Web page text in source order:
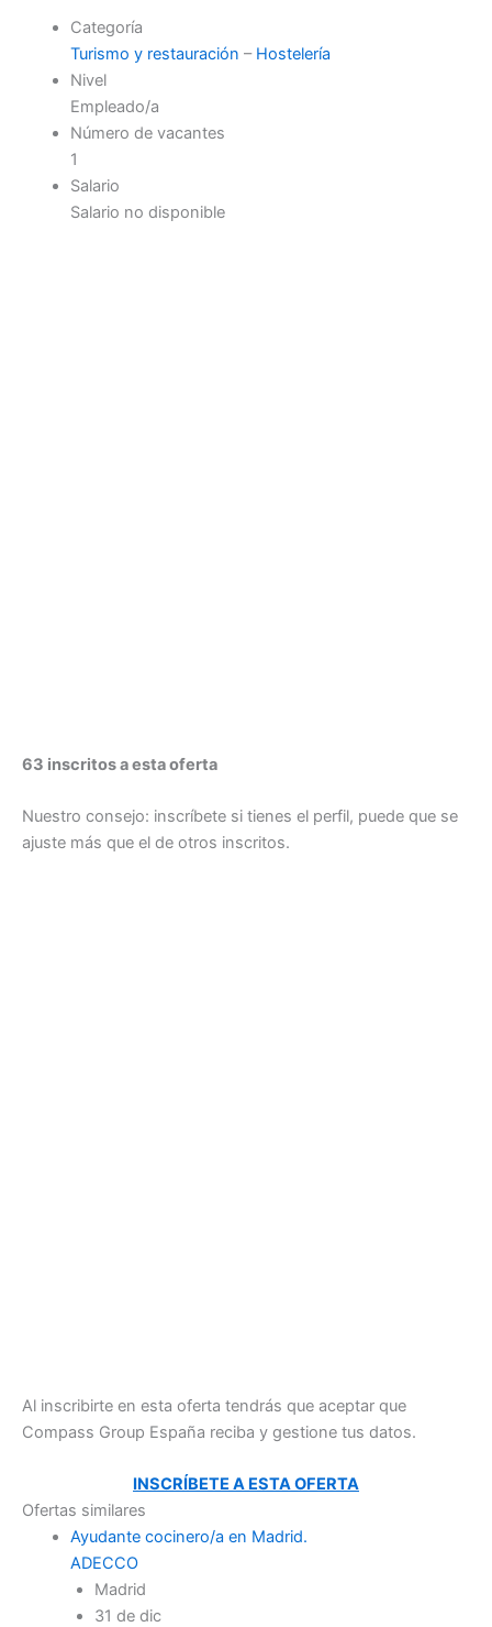
Categoría
Turismo y restauración – Hostelería
Nivel
Empleado/a
Número de vacantes
1
Salario
Salario no disponible
63 inscritos a esta oferta
Nuestro consejo: inscríbete si tienes el perfil, puede que se
ajuste más que el de otros inscritos.
Al inscribirte en esta oferta tendrás que aceptar que
Compass Group España reciba y gestione tus datos.
INSCRÍBETE A ESTA OFERTA
Ofertas similares
Ayudante cocinero/a en Madrid.
ADECCO
Madrid
31 de dic